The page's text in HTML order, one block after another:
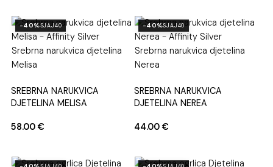
SREBRNA NARUKVICA
DJETELINA MELISA
58.00€
-40%SJAJ40
SREBRNA NARUKVICA
DJETELINA NEREA
44.00€
-40%SJAJ40